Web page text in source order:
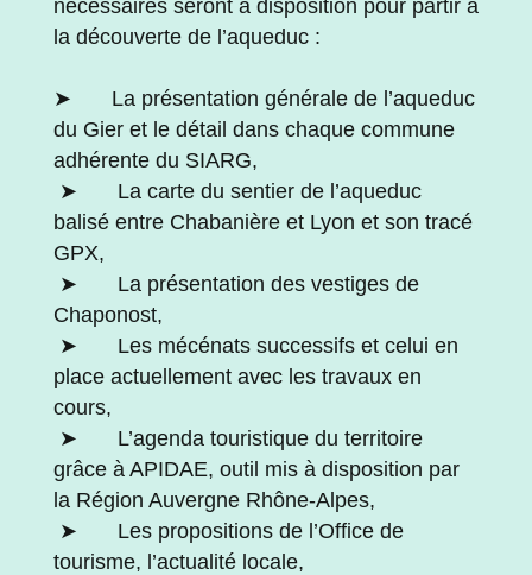
nécessaires seront à disposition pour partir à
la découverte de l’aqueduc :
➤ La présentation générale de l’aqueduc
du Gier et le détail dans chaque commune
adhérente du SIARG,
➤ La carte du sentier de l’aqueduc
balisé entre Chabanière et Lyon et son tracé
GPX,
➤ La présentation des vestiges de
Chaponost,
➤ Les mécénats successifs et celui en
place actuellement avec les travaux en
cours,
➤ L’agenda touristique du territoire
grâce à APIDAE, outil mis à disposition par
la Région Auvergne Rhône-Alpes,
➤ Les propositions de l’Office de
tourisme, l’actualité locale,